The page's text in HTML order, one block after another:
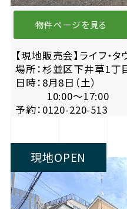
物件ページを見る
【現地販売会】ライフ・
場所：杉並区下井草1丁
日時：8月8日（土）
10:00〜17:00
予約：0120-220-513
現地OPEN